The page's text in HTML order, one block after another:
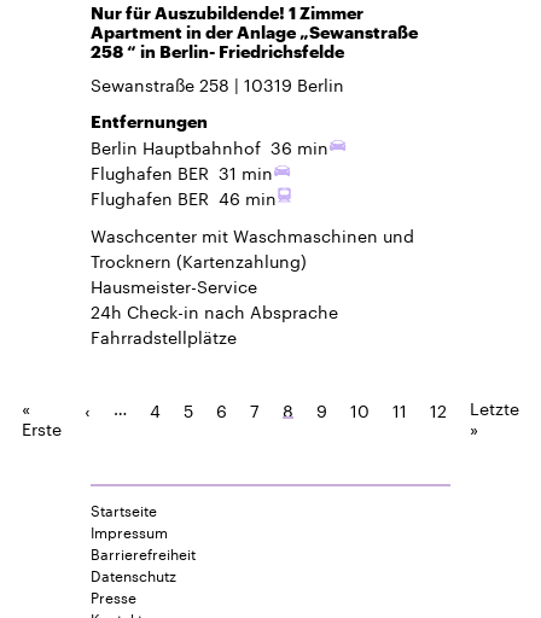
Nur für Auszubildende! 1 Zimmer
Apartment in der Anlage „Sewanstraße
258 “ in Berlin- Friedrichsfelde
Sewanstraße 258 10319 Berlin
Entfernungen
Berlin Hauptbahnhof 36 min
Flughafen BER 31 min
Flughafen BER 46 min
Waschcenter mit Waschmaschinen und
Trocknern (Kartenzahlung)
Hausmeister-Service
24h Check-in nach Absprache
Fahrradstellplätze
«
Erste
‹ … 4 5 6 7 8 9 10 11 12 Letzte
»
Startseite
Impressum
Barrierefreiheit
Datenschutz
Presse